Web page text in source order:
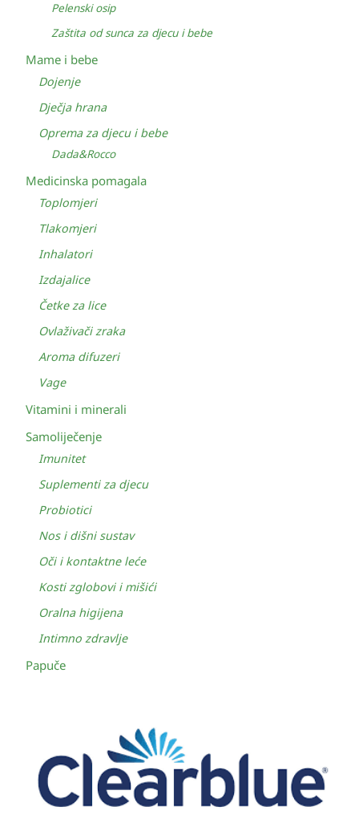
Pelenski osip
Zaštita od sunca za djecu i bebe
Mame i bebe
Dojenje
Dječja hrana
Oprema za djecu i bebe
Dada&Rocco
Medicinska pomagala
Toplomjeri
Tlakomjeri
Inhalatori
Izdajalice
Četke za lice
Ovlaživači zraka
Aroma difuzeri
Vage
Vitamini i minerali
Samoliječenje
Imunitet
Suplementi za djecu
Probiotici
Nos i dišni sustav
Oči i kontaktne leće
Kosti zglobovi i mišići
Oralna higijena
Intimno zdravlje
Papuče